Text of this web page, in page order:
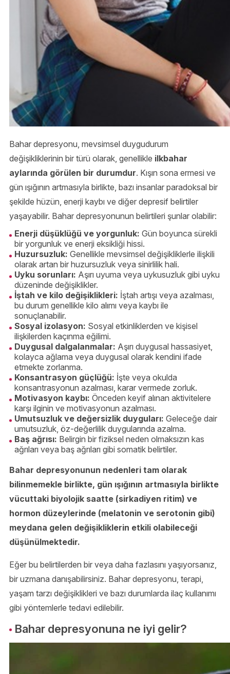
Bahar depresyonu, mevsimsel duygudurum
değişikliklerinin bir türü olarak, genellikle ilkbahar
aylarında görülen bir durumdur. Kışın sona ermesi ve
gün ışığının artmasıyla birlikte, bazı insanlar paradoksal bir
şekilde hüzün, enerji kaybı ve diğer depresif belirtiler
yaşayabilir. Bahar depresyonunun belirtileri şunlar olabilir:
Enerji düşüklüğü ve yorgunluk: Gün boyunca sürekli
bir yorgunluk ve enerji eksikliği hissi.
Huzursuzluk: Genellikle mevsimsel değişikliklerle ilişkili
olarak artan bir huzursuzluk veya sinirlilik hali.
Uyku sorunları: Aşırı uyuma veya uykusuzluk gibi uyku
düzeninde değişiklikler.
İştah ve kilo değişiklikleri: İştah artışı veya azalması,
bu durum genellikle kilo alımı veya kaybı ile
sonuçlanabilir.
Sosyal izolasyon: Sosyal etkinliklerden ve kişisel
ilişkilerden kaçınma eğilimi.
Duygusal dalgalanmalar: Aşırı duygusal hassasiyet,
kolayca ağlama veya duygusal olarak kendini ifade
etmekte zorlanma.
Konsantrasyon güçlüğü: İşte veya okulda
konsantrasyonun azalması, karar vermede zorluk.
Motivasyon kaybı: Önceden keyif alınan aktivitelere
karşı ilginin ve motivasyonun azalması.
Umutsuzluk ve değersizlik duyguları: Geleceğe dair
umutsuzluk, öz-değerlilik duygularında azalma.
Baş ağrısı: Belirgin bir fiziksel neden olmaksızın kas
ağrıları veya baş ağrıları gibi somatik belirtiler.
Bahar depresyonunun nedenleri tam olarak
bilinmemekle birlikte, gün ışığının artmasıyla birlikte
vücuttaki biyolojik saatte (sirkadiyen ritim) ve
hormon düzeylerinde (melatonin ve serotonin gibi)
meydana gelen değişikliklerin etkili olabileceği
düşünülmektedir.
Eğer bu belirtilerden bir veya daha fazlasını yaşıyorsanız,
bir uzmana danışabilirsiniz. Bahar depresyonu, terapi,
yaşam tarzı değişiklikleri ve bazı durumlarda ilaç kullanımı
gibi yöntemlerle tedavi edilebilir.
Bahar depresyonuna ne iyi gelir?